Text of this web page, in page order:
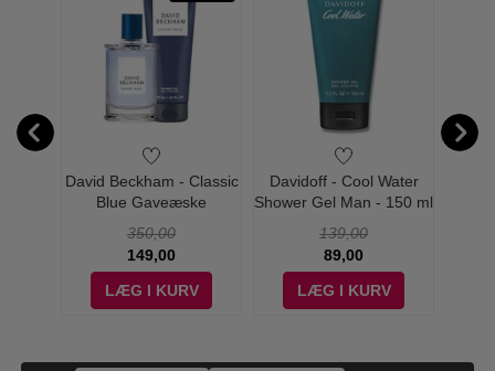
David Beckham - Classic
Blue Gaveæske
350,00
149,00
LÆG I KURV
Davidoff - Cool Water
Shower Gel Man - 150 ml
139,00
89,00
LÆG I KURV